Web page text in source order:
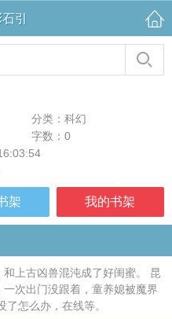
引
分类：科幻
字数：0
架 我的书架
上古凶兽混沌成了好闺蜜。 昆
次出门没跟着，童养媳被魔界
怎么办，在线等。